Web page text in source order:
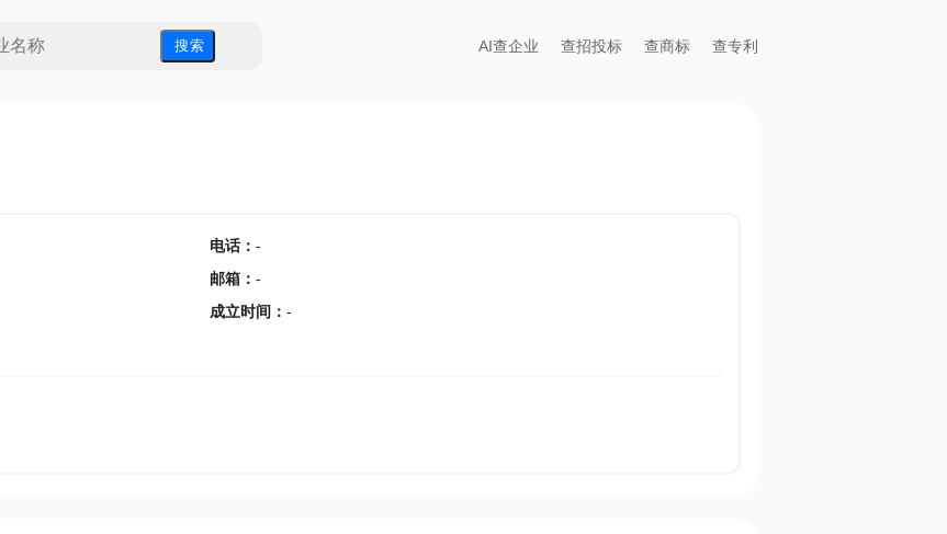
搜 索 AI查企业 查招投标 查商标 查专利
电话： -
邮箱 ： -
成立时间 ： -